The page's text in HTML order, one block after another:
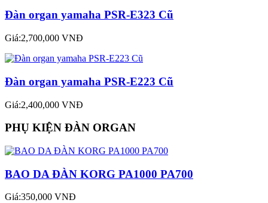
Đàn organ yamaha PSR-E323 Cũ
Giá:2,700,000 VNĐ
Đàn organ yamaha PSR-E223 Cũ
Giá:2,400,000 VNĐ
PHỤ KIỆN ĐÀN ORGAN
BAO DA ĐÀN KORG PA1000 PA700
Giá:350,000 VNĐ